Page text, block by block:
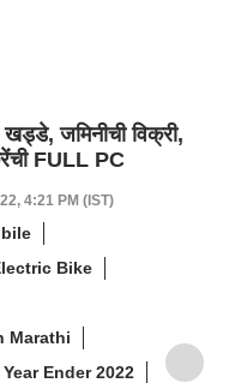
जमिनीची विक्री,
FULL PC
4:21 PM (IST)
Bike
Marathi
Year Ender 2022